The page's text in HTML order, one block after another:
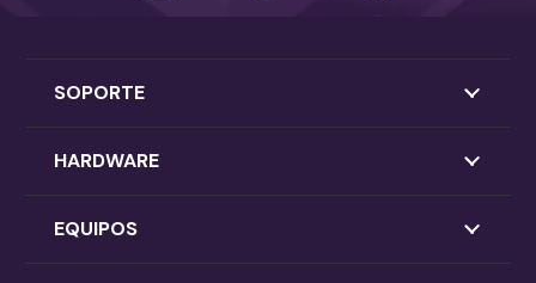
SOPORTE
HARDWARE
EQUIPOS